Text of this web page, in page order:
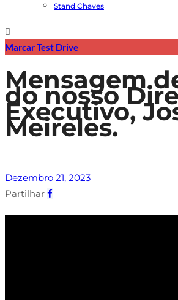
Stand Chaves
Marcar Test Drive
Mensagem
do nosso
Executivo,
Meireles.
Dezembro 21, 2023
Partilhar